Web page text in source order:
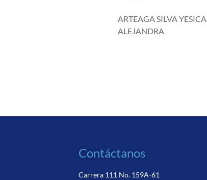
ARTEAGA SILVA YESICA
ALEJANDRA
Contáctanos
Carrera 111 No. 159A-61